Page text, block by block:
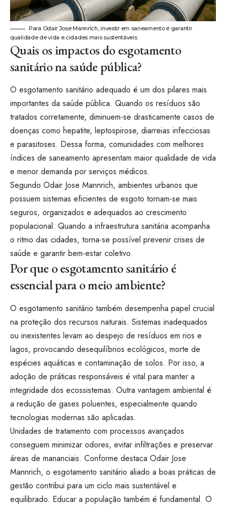
Para Odair Jose Mannrich, investir em saneamento é garantir
qualidade de vida e cidades mais sustentáveis.
Quais os impactos do esgotamento
sanitário na saúde pública?
O esgotamento sanitário adequado é um dos pilares mais
importantes da saúde pública. Quando os resíduos são
tratados corretamente, diminuem-se drasticamente casos de
doenças como hepatite, leptospirose, diarreias infecciosas
e parasitoses. Dessa forma, comunidades com melhores
índices de saneamento apresentam maior qualidade de vida
e menor demanda por serviços médicos.
Segundo Odair Jose Mannrich, ambientes urbanos que
possuem sistemas eficientes de esgoto tornam-se mais
seguros, organizados e adequados ao crescimento
populacional. Quando a infraestrutura sanitária acompanha
o ritmo das cidades, torna-se possível prevenir crises de
saúde e garantir bem-estar coletivo.
Por que o esgotamento sanitário é
essencial para o meio ambiente?
O esgotamento sanitário também desempenha papel crucial
na proteção dos recursos naturais. Sistemas inadequados
ou inexistentes levam ao despejo de resíduos em rios e
lagos, provocando desequilíbrios ecológicos, morte de
espécies aquáticas e contaminação de solos. Por isso, a
adoção de práticas responsáveis é vital para manter a
integridade dos ecossistemas. Outra vantagem ambiental é
a redução de gases poluentes, especialmente quando
tecnologias modernas são aplicadas.
Unidades de tratamento com processos avançados
conseguem minimizar odores, evitar infiltrações e preservar
áreas de mananciais. Conforme destaca Odair Jose
Mannrich, o esgotamento sanitário aliado a boas práticas de
gestão contribui para um ciclo mais sustentável e
equilibrado. Educar a população também é fundamental. O